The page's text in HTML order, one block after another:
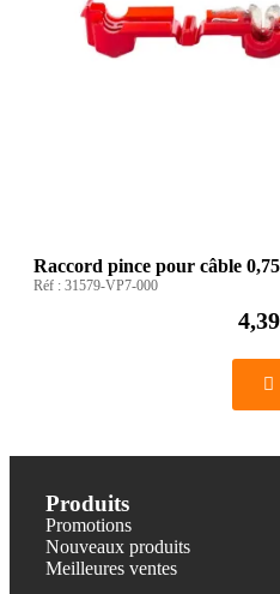
Raccord pince pour câble
Réf : 31579-VP7-000
Produits
Promotions
Nouveaux produits
Meilleures ventes